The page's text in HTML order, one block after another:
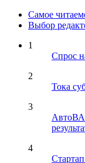
Самое
Выбор
1
Спрос
2
Тока
3
4